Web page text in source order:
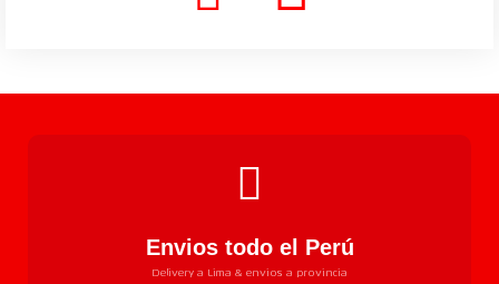
Envios todo el Perú
Delivery a Lima & envios a provincia